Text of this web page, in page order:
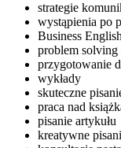
strategie
wystąpienia po
Business English
problem solving
przygotowanie
wykłady
skuteczne
praca nad
pisanie artykułu
kreatywne